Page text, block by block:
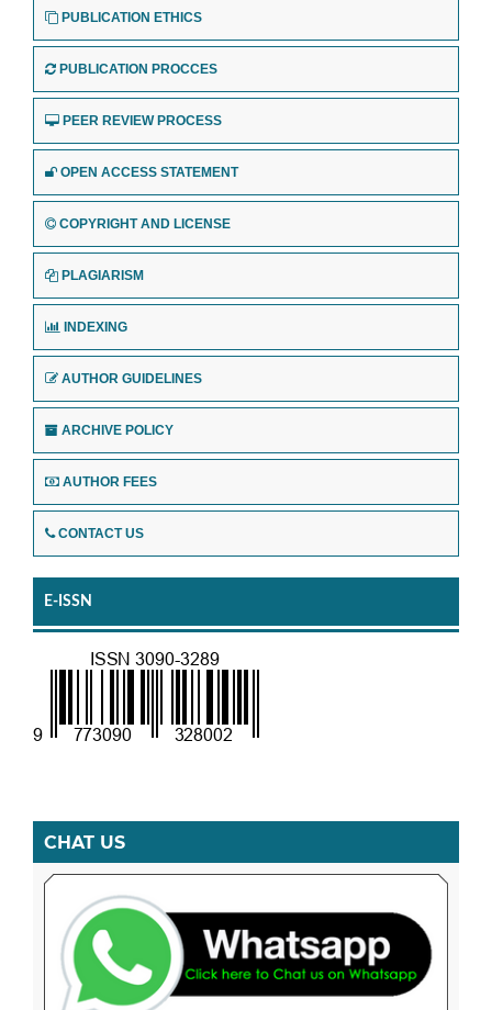
PUBLICATION ETHICS
PUBLICATION PROCCES
PEER REVIEW PROCESS
OPEN ACCESS STATEMENT
COPYRIGHT AND LICENSE
PLAGIARISM
INDEXING
AUTHOR GUIDELINES
ARCHIVE POLICY
AUTHOR FEES
CONTACT US
E-ISSN
CHAT US